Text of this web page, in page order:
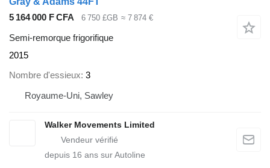
5 164 000 F CFA
6 750 £GB ≈ 7 874 €
Semi-remorque frigorifique
2015
Nombre d'essieux 3
Royaume-Uni, Sawley
Walker Movements Limited
depuis 16 ans sur Autoline